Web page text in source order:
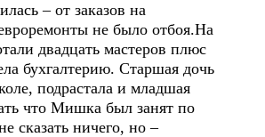
– от заказов на
не было отбоя.На
двадцать мастеров плюс
бухгалтерию. Старшая дочь
подрастала и младшая
что Мишка был занят по
сказать ничего, но –